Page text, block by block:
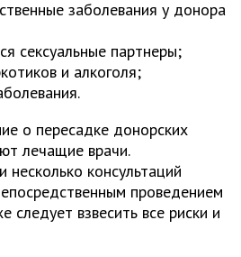
заболевания у донора
сексуальные партнеры;
и алкоголя;
о пересадке донорских
лечащие врачи.
несколько консультаций
проведением
следует взвесить все риски и